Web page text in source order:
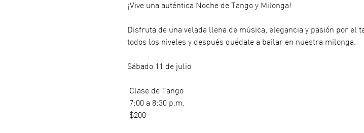
¡Vive una auténtica Noche de Tango y Milonga!
Disfruta de una velada llena de música, elegancia y pasión por el
todos los niveles y después quédate a bailar en nuestra milonga.
Sábado 11 de julio
Clase de Tango
7:00 a 8:30 p.m.
$200